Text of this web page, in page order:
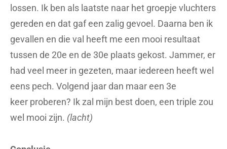
lossen. Ik ben als laatste naar het groepje vluchters
gereden en dat gaf een zalig gevoel. Daarna ben ik
gevallen en die val heeft me een mooi resultaat
tussen de 20e en de 30e plaats gekost. Jammer, er
had veel meer in gezeten, maar iedereen heeft wel
eens pech. Volgend jaar dan maar een 3e
keer proberen? Ik zal mijn best doen, een triple zou
wel mooi zijn. (lacht)